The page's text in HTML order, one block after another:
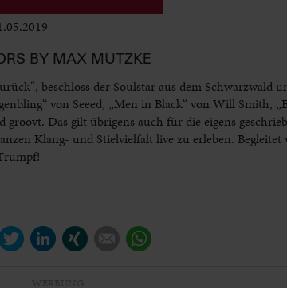
BY MAX MUTZKE
beschloss der Soulstar aus dem Schwarzwald
von Seeed, „Men in Black“ von Will Smith,
Das gilt übrigens auch für die eigens
Klang- und Stielvielfalt live zu erleben.
TwitterLinkedIn E-mail